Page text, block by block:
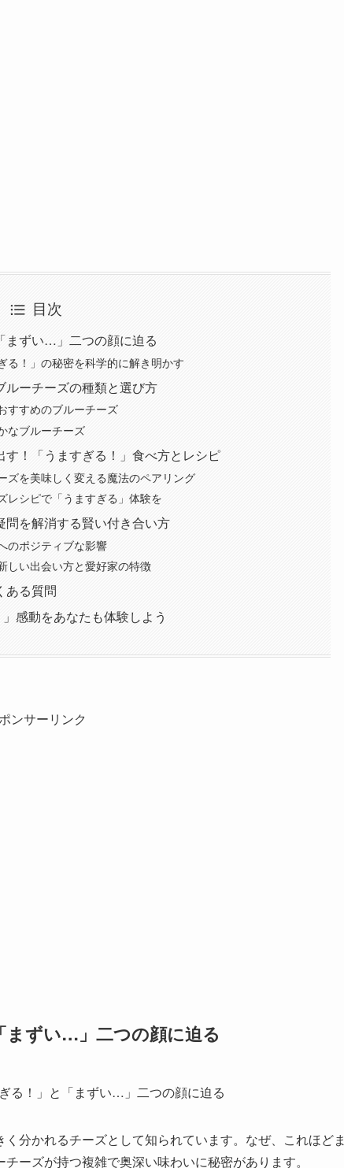
目次
まずい…」二つの顔に迫る
る！」の秘密を科学的に解き明かす
ーチーズの種類と選び方
すすめのブルーチーズ
なブルーチーズ
！「うますぎる！」食べ方とレシピ
ズを美味しく変える魔法のペアリング
レシピで「うますぎる」体験を
を解消する賢い付き合い方
のポジティブな影響
しい出会い方と愛好家の特徴
ある質問
感動をあなたも体験しよう
ンサーリンク
まずい…」二つの顔に迫る
分かれるチーズとして知られています。なぜ、これほどま
ーズが持つ複雑で奥深い味わいに秘密があります。